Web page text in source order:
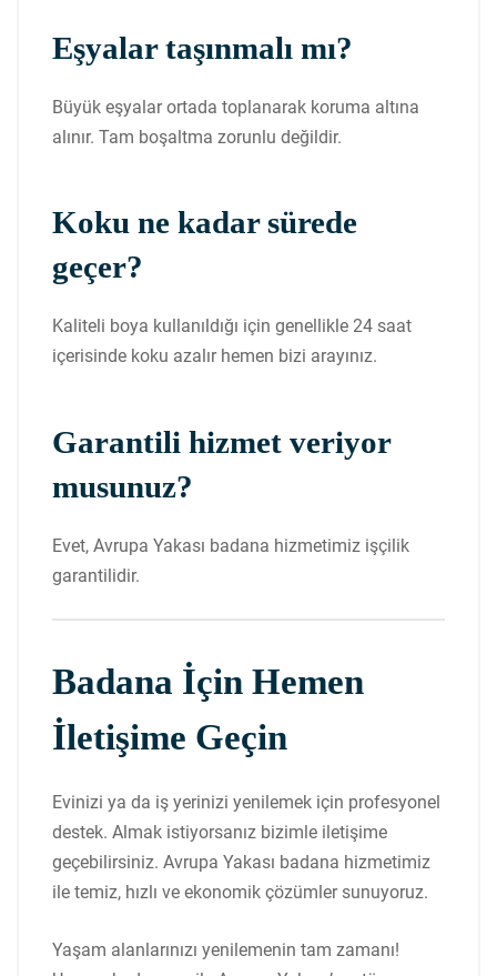
Eşyalar taşınmalı mı?
Büyük eşyalar ortada toplanarak koruma altına
alınır. Tam boşaltma zorunlu değildir.
Koku ne kadar sürede
geçer?
Kaliteli boya kullanıldığı için genellikle 24 saat
içerisinde koku azalır hemen bizi arayınız.
Garantili hizmet veriyor
musunuz?
Evet, Avrupa Yakası badana hizmetimiz işçilik
garantilidir.
Badana İçin Hemen
İletişime Geçin
Evinizi ya da iş yerinizi yenilemek için profesyonel
destek. Almak istiyorsanız bizimle iletişime
geçebilirsiniz. Avrupa Yakası badana hizmetimiz
ile temiz, hızlı ve ekonomik çözümler sunuyoruz.
Yaşam alanlarınızı yenilemenin tam zamanı!